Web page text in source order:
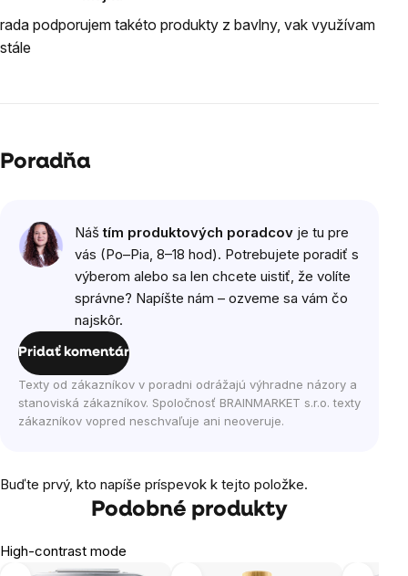
hviezdičiek.
produktu
je
rada podporujem takéto produkty z bavlny, vak využívam
stále
Poradňa
Náštím produktových poradcov je tu pre
vás (Po–Pia, 8–18 hod). Potrebujete poradiť s
výberom alebo sa len chcete uistiť, že volíte
správne? Napíšte nám – ozveme sa vám čo
najskôr.
Pridať komentár
Texty od zákazníkov v poradni odrážajú výhradne názory a
stanoviská zákazníkov. Spoločnosť BRAINMARKET s.r.o. texty
zákazníkov vopred neschvaľuje ani neoveruje.
Buďte prvý, kto napíše príspevok k tejto položke.
Podobné produkty
High-contrast mode